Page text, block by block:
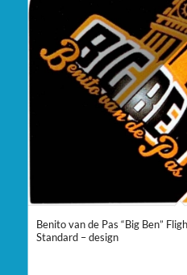
Benito van de Pas “Big Ben”
Standard – design